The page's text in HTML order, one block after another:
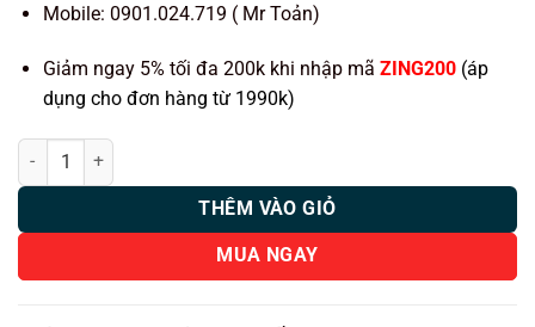
Mobile: 0901.024.719 ( Mr Toản)
Giảm ngay 5% tối đa 200k khi nhập mã ZING200 (áp
dụng cho đơn hàng từ 1990k)
Thảm lót sàn ô tô KATA xe Honda Accord 2019 số lượng
THÊM VÀO GIỎ
MUA NGAY